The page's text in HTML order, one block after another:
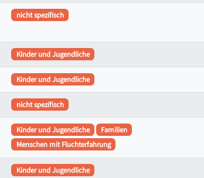
nicht spezifisch
Kinder und Jugendliche
Kinder und Jugendliche
nicht spezifisch
Kinder und Jugendliche
Familien
Menschen mit Fluchterfahrung
Kinder und Jugendliche